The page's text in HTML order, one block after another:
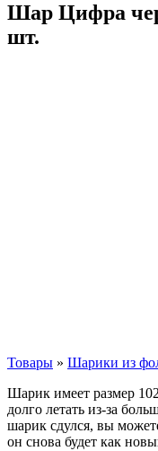
Шар Цифра
шт.
Товары » Шарики из
Шарик имеет размер
долго летать из-за
шарик сдулся, вы
он снова будет как